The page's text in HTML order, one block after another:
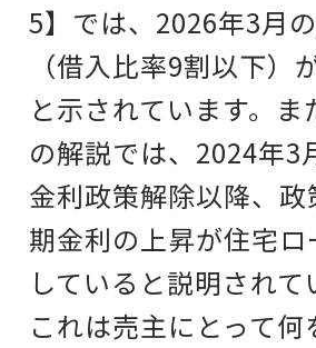
5】では、2026年3月
（借入比率9割以下）
と示されています。
の解説では、2024年3
金利政策解除以降、
期金利の上昇が住宅ロ
していると説明されて
これは売主にとって何